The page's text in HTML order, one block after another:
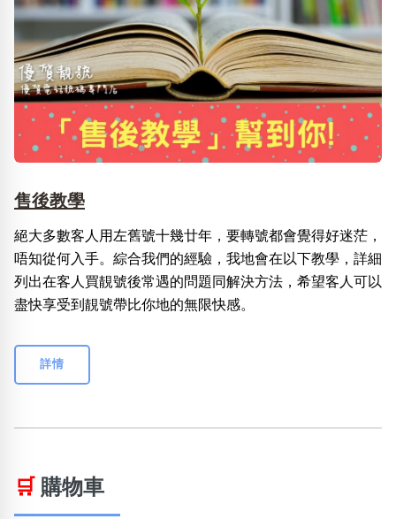
售後教學
絕大多數客人用左舊號十幾廿年，要轉號都會覺得好迷茫，
唔知從何入手。綜合我們的經驗，我地會在以下教學，詳細
列出在客人買靚號後常遇的問題同解決方法，希望客人可以
盡快享受到靚號帶比你地的無限快感。
詳情
🛒 購物車